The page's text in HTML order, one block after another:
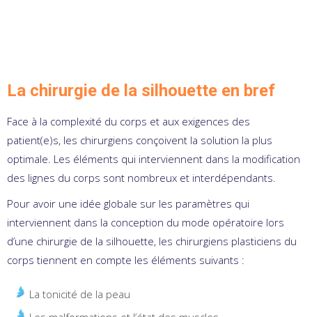
La chirurgie de la silhouette en bref
Face à la complexité du corps et aux exigences des
patient(e)s, les chirurgiens conçoivent la solution la plus
optimale. Les éléments qui interviennent dans la modification
des lignes du corps sont nombreux et interdépendants.
Pour avoir une idée globale sur les paramètres qui
interviennent dans la conception du mode opératoire lors
d’une chirurgie de la silhouette, les chirurgiens plasticiens du
corps tiennent en compte les éléments suivants :
La tonicité de la peau